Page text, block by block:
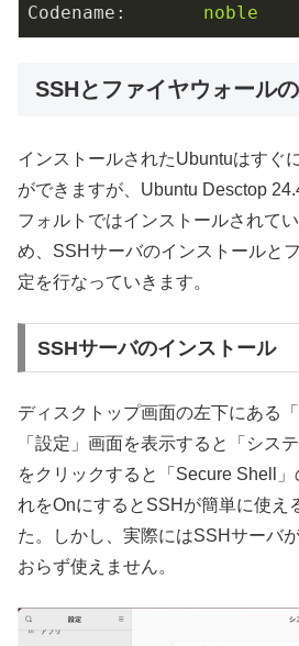
Codename:
noble
SSHとファイヤウォール
インストールされたUbuntuはすぐ
ができますが、Ubuntu Desctop
フォルトではインストールされて
め、SSHサーバのインストールと
定を行なっていきます。
SSHサーバのインストール
ディスクトップ画面の左下にある
「設定」画面を表示すると「シス
をクリックすると「Secure Shell
れをOnにするとSSHが簡単に使え
た。しかし、実際にはSSHサーバ
おらず使えません。